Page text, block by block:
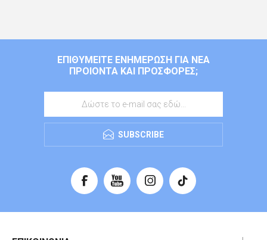
ΕΠΙΘΥΜΕΊΤΕ ΕΝΗΜΈΡΩΣΗ ΓΙΑ ΝΈΑ
ΠΡΟΙΌΝΤΑ ΚΑΙ ΠΡΟΣΦΟΡΈΣ;
SUBSCRIBE